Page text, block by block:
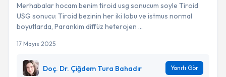
Merhabalar hocam benim tiroid usg sonucum soyle Tiroid
USG sonucu: Tiroid bezinin her iki lobu ve istmus normal
boyutlarda, Parankim diffüz heterojen ...
17 Mayıs 2025
Doç. Dr. Çiğdem Tura Bahadır Yanıtı Gör